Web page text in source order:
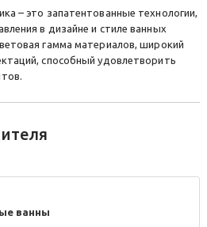
– это запатентованные технологии,
в дизайне и стиле ванных
гамма материалов, широкий
способный удовлетворить
ванны